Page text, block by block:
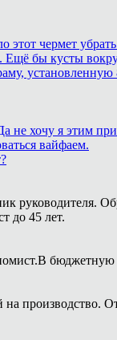
чермет
бы кусты
установленную
не хочу я этим
вайфаем.
руководителя.
до 45 лет.
бюджетную
на производство.